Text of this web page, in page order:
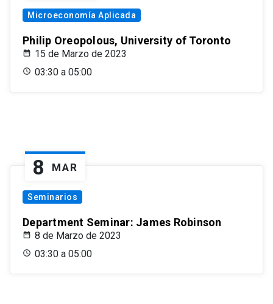
Microeconomía Aplicada
Philip Oreopolous, University of Toronto
15 de Marzo de 2023
03:30 a 05:00
8 MAR
Seminarios
Department Seminar: James Robinson
8 de Marzo de 2023
03:30 a 05:00